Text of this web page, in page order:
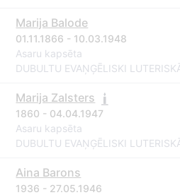
Marija Balode
01.11.1866 - 10.03.1948
Asaru kapsēta
DUBULTU EVAŅĢĒLISKI
Marija Zalsters
1860 - 04.04.1947
Asaru kapsēta
DUBULTU EVAŅĢĒLISKI
Aina Barons
1936 - 27.05.1946